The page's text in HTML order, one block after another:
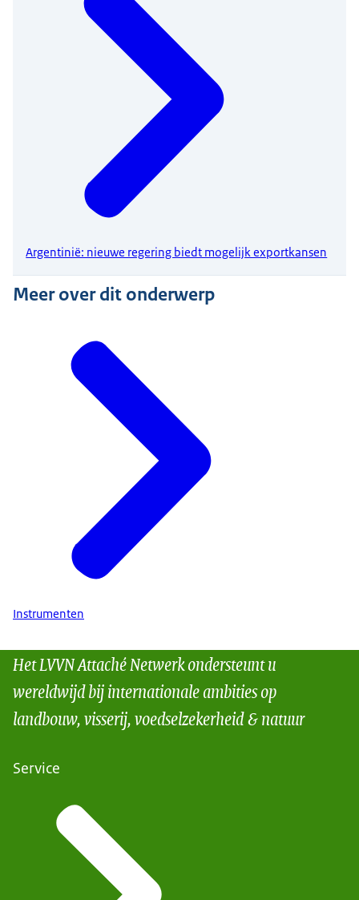
Argentinië: nieuwe regering biedt mogelijk exportkansen
Meer over dit onderwerp
Instrumenten
Het LVVN Attaché Netwerk ondersteunt u
wereldwijd bij internationale ambities op
landbouw, visserij, voedselzekerheid & natuur
Service